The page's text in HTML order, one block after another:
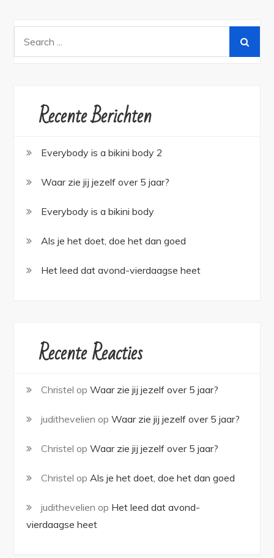
Recente Berichten
Everybody is a bikini body 2
Waar zie jij jezelf over 5 jaar?
Everybody is a bikini body
Als je het doet, doe het dan goed
Het leed dat avond-vierdaagse heet
Recente Reacties
Christel opWaar zie jij jezelf over 5 jaar?
judithevelien opWaar zie jij jezelf over 5 jaar?
Christel opWaar zie jij jezelf over 5 jaar?
Christel op Als je het doet, doe het dan goed
judithevelien op Het leed dat avond-
vierdaagse heet